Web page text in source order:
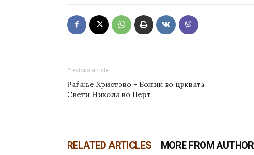
Previous article
Раѓање Христово – Божик во црквата
Свети Никола во Перт
RELATED ARTICLES MORE FROM AUTHOR